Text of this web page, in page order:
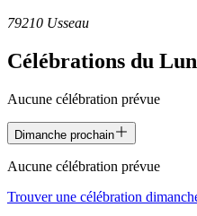
79210 Usseau
Célébrations du
Aucune célébration prévue
Dimanche prochain
Aucune célébration prévue
Trouver une célébration